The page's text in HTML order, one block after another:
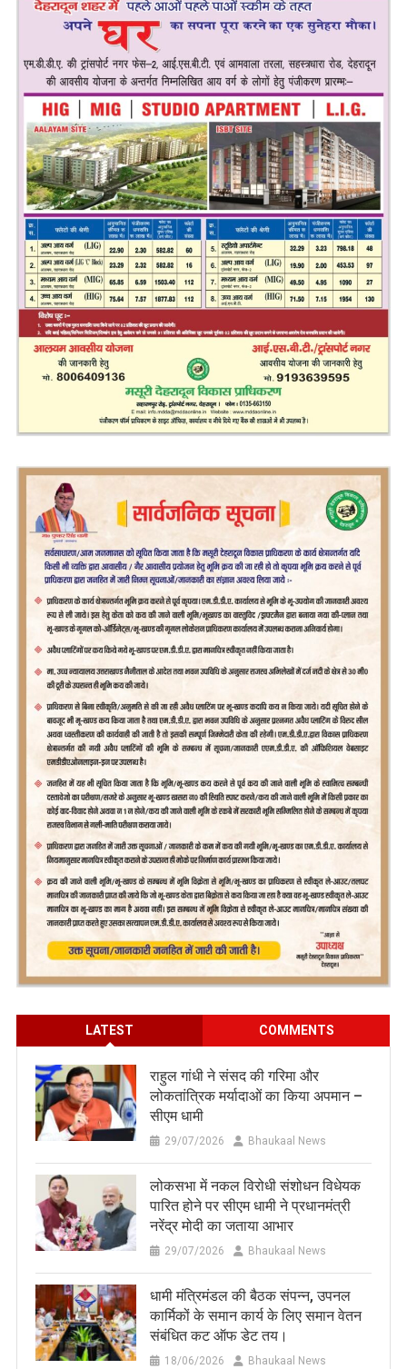
LATEST COMMENTS
राहुल गांधी ने संसद की गरिमा और
लोकतांत्रिक मर्यादाओं का किया अपमान –
सीएम धामी
29/07/2026 Bhaukaal News
लोकसभा में नकल विरोधी संशोधन विधेयक
पारित होने पर सीएम धामी ने प्रधानमंत्री
नरेंद्र मोदी का जताया आभार
29/07/2026 Bhaukaal News
धामी मंत्रिमंडल की बैठक संपन्न, उपनल
कार्मिकों के समान कार्य के लिए समान वेतन
संबंधित कट ऑफ डेट तय।
18/06/2026 Bhaukaal News